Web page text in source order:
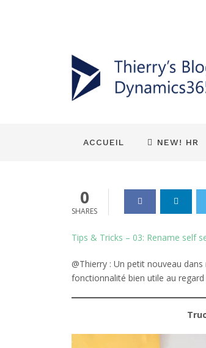
ACCUEIL NEW! HR
PK –
libre-
0
SHARES
Tips & Tricks – 03: Rename self
@Thierry : Un petit nouveau
fonctionnalité bien utile au